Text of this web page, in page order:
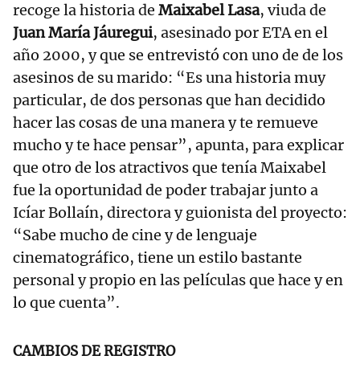
recoge la historia de Maixabel Lasa, viuda de
Juan María Jáuregui, asesinado por ETA en el
año 2000, y que se entrevistó con uno de de los
asesinos de su marido: “Es una historia muy
particular, de dos personas que han decidido
hacer las cosas de una manera y te remueve
mucho y te hace pensar”, apunta, para explicar
que otro de los atractivos que tenía Maixabel
fue la oportunidad de poder trabajar junto a
Icíar Bollaín, directora y guionista del proyecto:
“Sabe mucho de cine y de lenguaje
cinematográfico, tiene un estilo bastante
personal y propio en las películas que hace y en
lo que cuenta”.
CAMBIOS DE REGISTRO